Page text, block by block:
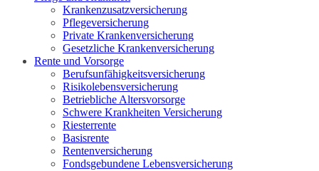
Krankenzusatzversicherung
Pflegeversicherung
Private Krankenversicherung
Gesetzliche Krankenversicherung
Rente und Vorsorge
Berufs­unfähigkeitsversicherung
Risikolebensversicherung
Betriebliche Altersvorsorge
Schwere Krankheiten Versicherung
Riesterrente
Basisrente
Rentenversicherung
Fondsgebundene Lebensversicherung